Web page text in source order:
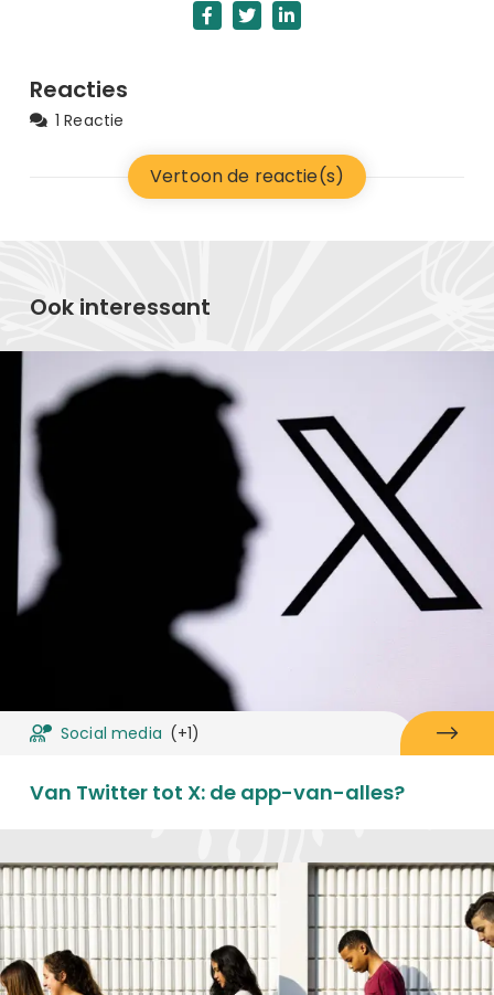
Reacties
1 Reactie
Vertoon de reactie(s)
Ook interessant
Social media (+1)
Van Twitter tot X: de app-van-alles?